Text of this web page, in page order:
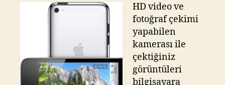
HD video ve
fotoğraf çekimi
yapabilen
kamerası ile
çektiğiniz
görüntüleri
bilgisayara